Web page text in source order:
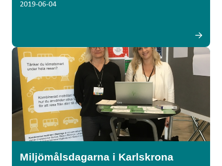
2019-06-04
Miljömålsdagarna i Karlskrona